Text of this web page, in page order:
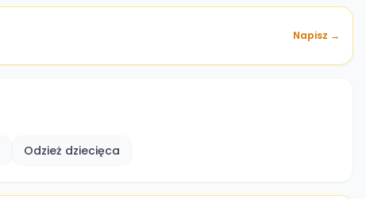
Napisz →
Odzież dziecięca